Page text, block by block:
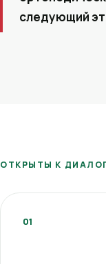
следующий
ОТКРЫТЫ К
01